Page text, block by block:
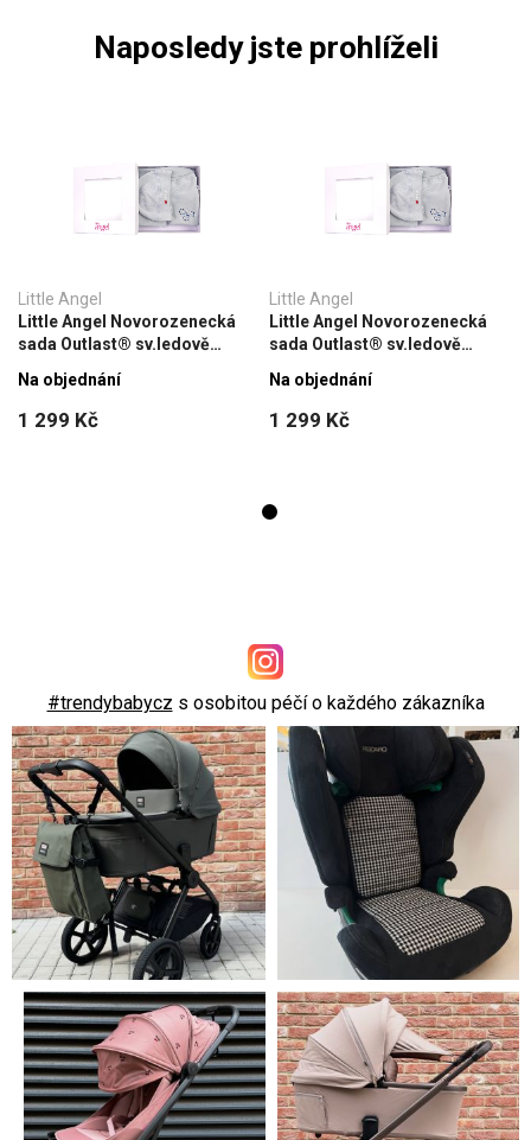
Naposledy jste prohlíželi
Little Angel
Little Angel Novorozenecká
sada Outlast® sv.ledově
1 299 Kč
Na objednání
Little Angel
Little Angel Novorozenecká
sada Outlast® sv.ledově
1 299 Kč
Na objednání
#trendybabycz s osobitou péčí o každého zákazníka